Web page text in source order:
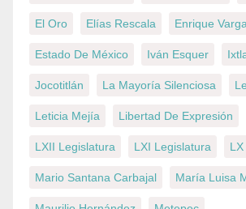
El Oro Elías Rescala Enrique
Estado De México Iván Esquer
Jocotitlán La Mayoría Silenciosa
Leticia Mejía Libertad De Expresión
LXII Legislatura LXI Legislatura
Mario Santana Carbajal María Luisa